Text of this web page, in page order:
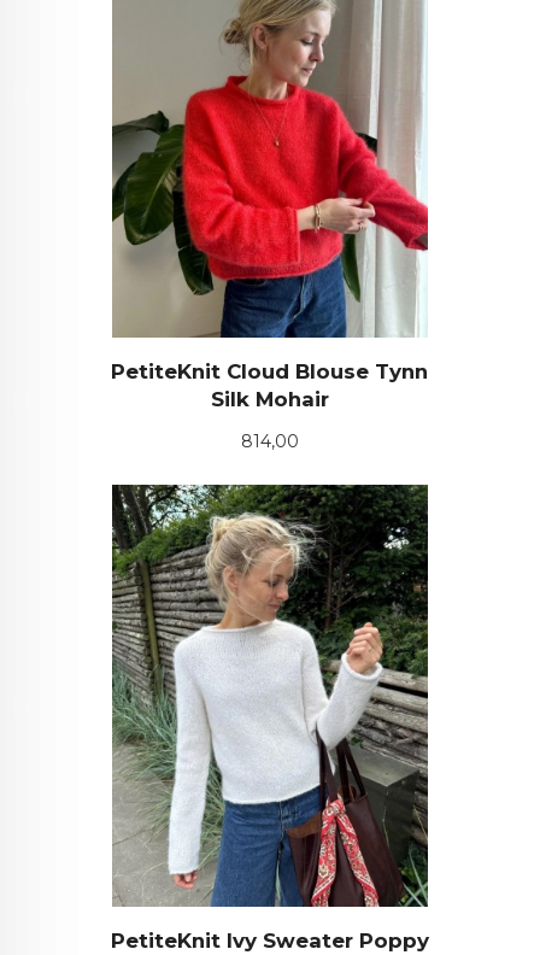
PetiteKnit Cloud Blouse Tynn
Silk Mohair
Pris
814,00
PetiteKnit Ivy Sweater Poppy